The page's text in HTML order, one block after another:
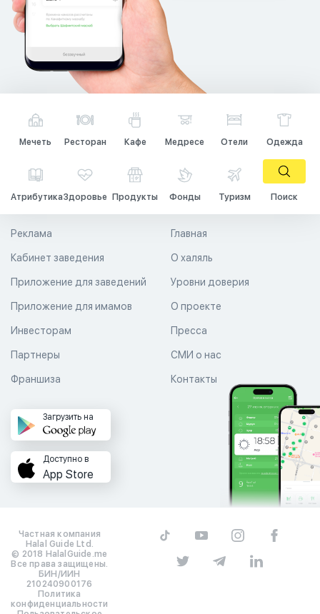
Мечеть Ресторан Кафе Медресе Отели Одежда
АтрибутикаЗдоровье Продукты Фонды Туризм Поиск
Главная
О халяль
Уровни доверия
Реклама
Кабинет заведения
Приложение для заведений
Приложение для имамов О проекте
Пресса
СМИ о нас
Контакты
Инвесторам
Партнеры
Франшиза
Загрузить на
Доступно в
App Store
Частная компания
Halal Guide Ltd.
© 2018 HalalGuide.me
Все права защищены.
БИН/ИИН
210240900176
Политика
конфиденциальности